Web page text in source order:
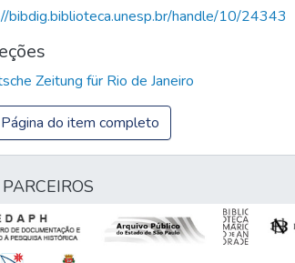
bibdig.biblioteca.unesp.br/handle/10/24343
Zeitung für Rio de Janeiro
Página do item completo
PARCEIROS